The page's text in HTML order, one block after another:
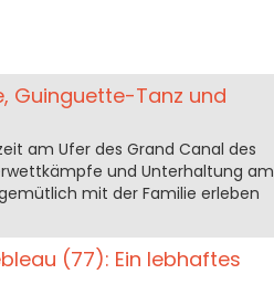
Guinguette-Tanz und
am Ufer des Grand Canal des
und Unterhaltung am
mit der Familie erleben
(77): Ein lebhaftes